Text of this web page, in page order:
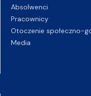
Absolwenci
Pracownicy
Otoczenie społeczno-
Media